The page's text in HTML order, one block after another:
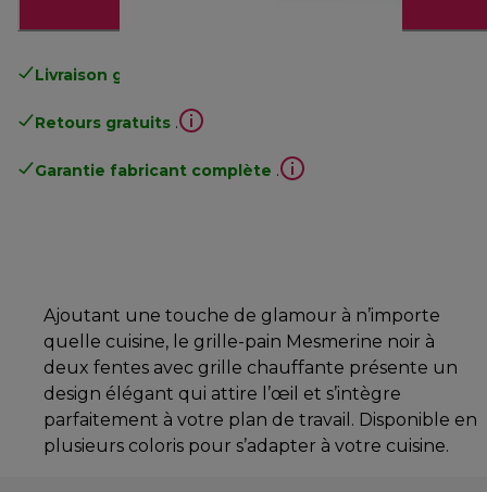
Livraison gratuite
Retours gratuits .
Garantie fabricant complète .
Ajoutant une touche de glamour à n’importe
quelle cuisine, le grille-pain Mesmerine noir à
deux fentes avec grille chauffante présente un
design élégant qui attire l’œil et s’intègre
parfaitement à votre plan de travail. Disponible en
plusieurs coloris pour s’adapter à votre cuisine.